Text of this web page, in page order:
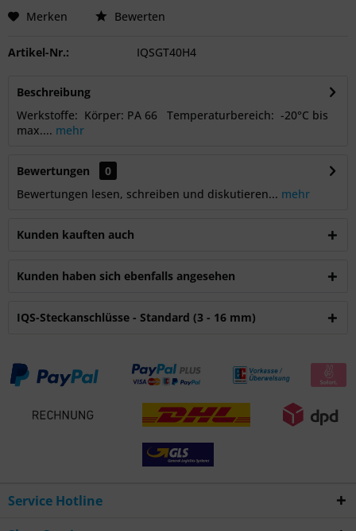
Merken Bewerten
Artikel-Nr.: IQSGT40H4
Beschreibung
Werkstoffe: Körper: PA 66 Temperaturbereich: -20°C bis
max.... mehr
Bewertungen
0
Bewertungen lesen, schreiben und diskutieren... mehr
Kunden kauften auch
Kunden haben sich ebenfalls angesehen
IQS-Steckanschlüsse - Standard (3 - 16 mm)
Service Hotline